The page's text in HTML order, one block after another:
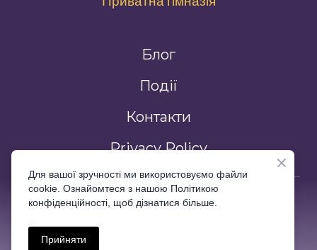
Блог
Події
Контакти
Privacy Policy
Всі права захищені
Для вашої зручності ми використовуємо файли
cookie. Ознайомтеся з нашою Політикою
конфіденційності, щоб дізнатися більше.
Прийняти